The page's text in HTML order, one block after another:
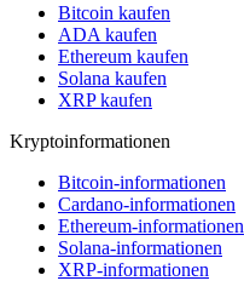
Bitcoin kaufen
ADA kaufen
Ethereum kaufen
Solana kaufen
XRP kaufen
Kryptoinformationen
Bitcoin-informationen
Cardano-informationen
Ethereum-informationen
Solana-informationen
XRP-informationen